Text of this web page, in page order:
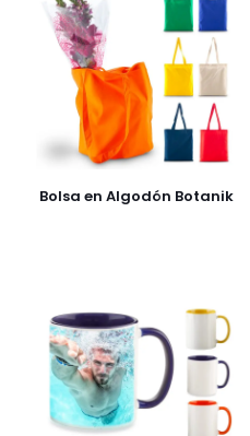
Bolsa en Algodón Botanik